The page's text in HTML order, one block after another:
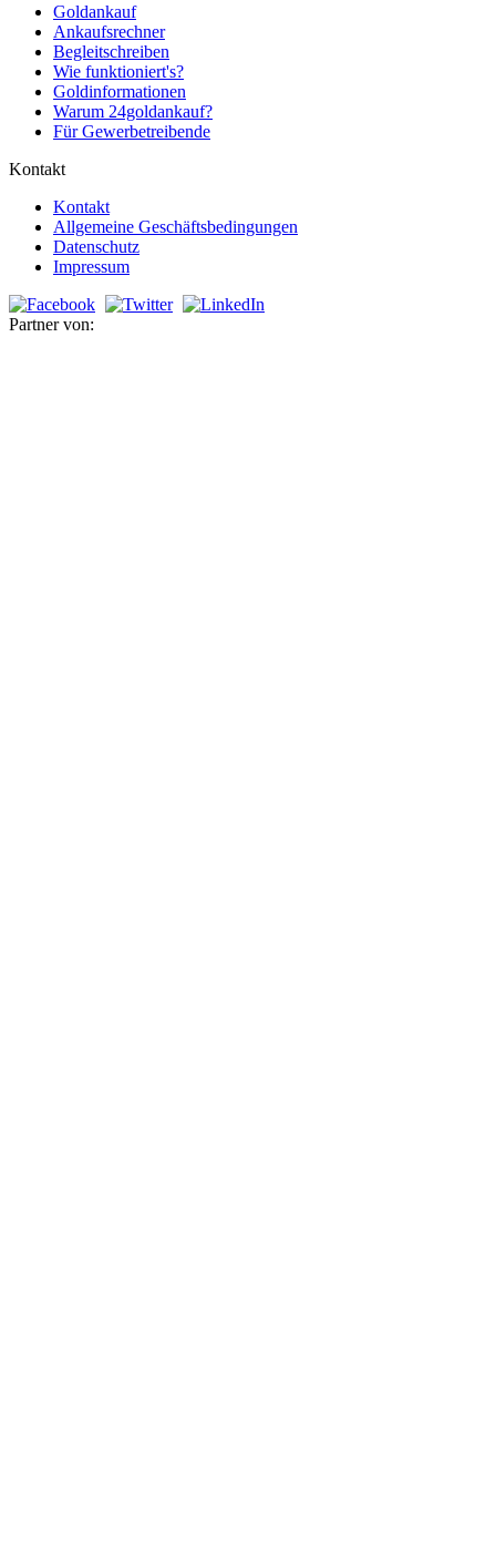
Goldankauf
Ankaufsrechner
Begleitschreiben
Wie funktioniert's?
Goldinformationen
Warum 24goldankauf?
Für Gewerbetreibende
Kontakt
Kontakt
Allgemeine Geschäftsbedingungen
Datenschutz
Impressum
Partner von: